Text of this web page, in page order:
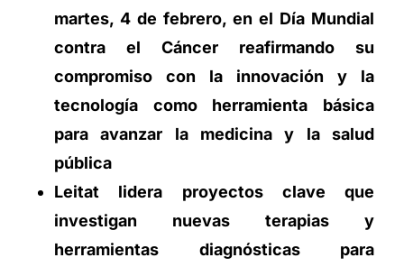
martes, 4 de febrero, en el Día Mundial
contra el Cáncer reafirmando su
compromiso con la innovación y la
tecnología como herramienta básica
para avanzar la medicina y la salud
pública
Leitat lidera proyectos clave que
investigan nuevas terapias y
herramientas diagnósticas para